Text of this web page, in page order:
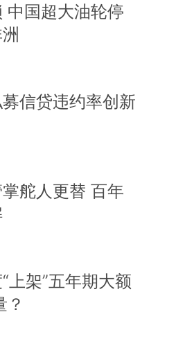
中国超大油轮停
信贷违约率创新
掌舵人更替 百年
上架”五年期大额
？